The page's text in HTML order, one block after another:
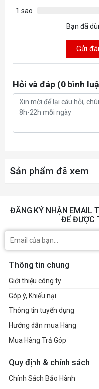
1 sao
Bạn đã
Gửi
Hỏi và đáp (0 bình
Sản phẩm đã xem
ĐĂNG KÝ NHẬN EMAIL
ĐỂ ĐƯỢC
Thông tin chung
Giới thiệu công ty
Góp ý, Khiếu nại
Thông tin tuyển dụng
Hướng dẫn mua Hàng
Mua Hàng Trả Góp
Quy định & chính sách
Chính Sách Bảo Hành